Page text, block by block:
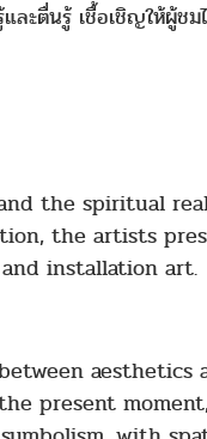
ตื่นรู้ เชื้อเชิญให้ผู้ช
the spiritual
the artists
installation art.
aesthetics
present